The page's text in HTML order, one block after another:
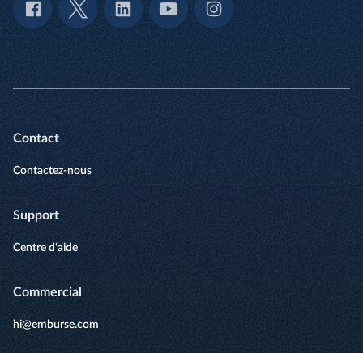
Contact
Contactez-nous
Support
Centre d'aide
Commercial
hi@emburse.com